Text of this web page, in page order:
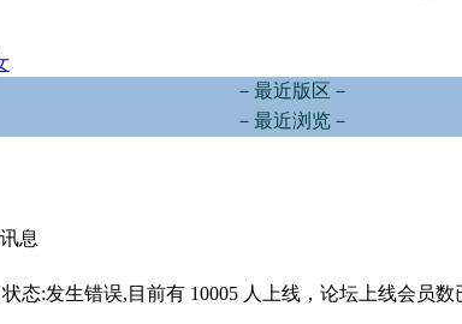
－最近版区－
－最近浏览－
息
状态:发生错误,目前有 10005 人上线，论坛上线会员